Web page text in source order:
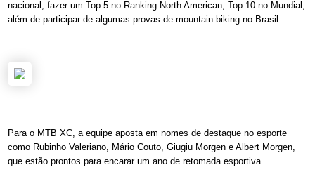
nacional, fazer um Top 5 no Ranking North American, Top 10 no Mundial,
além de participar de algumas provas de mountain biking no Brasil.
Para o MTB XC, a equipe aposta em nomes de destaque no esporte
como Rubinho Valeriano, Mário Couto, Giugiu Morgen e Albert Morgen,
que estão prontos para encarar um ano de retomada esportiva.